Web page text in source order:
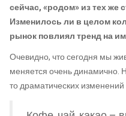
сейчас, «родом» из тех же
Изменилось ли в целом
рынок повлиял тренд на
Очевидно, что сегодня мы
меняется очень динамично.
то драматических изменений